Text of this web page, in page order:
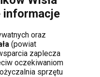
informacje
oraz
(powiat
zaplecza
oczekiwaniom
sprzętu